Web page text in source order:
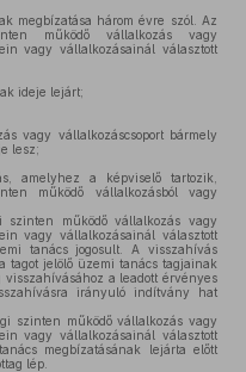
megbízatása három évre szól. Az
működő vállalkozás vagy
vagy vállalkozásainál választott
ideje lejárt;
vagy vállalkozáscsoport bármely
lesz;
amelyhez a képviselő tartozik,
működő vállalkozásból vagy
szinten működő vállalkozás vagy
vagy vállalkozásainál választott
tanács jogosult. A visszahívás
jelölő üzemi tanács tagjainak
a leadott érvényes
irányuló indítvány hat
szinten működő vállalkozás vagy
vagy vállalkozásainál választott
megbízatásának lejárta előtt
lép.